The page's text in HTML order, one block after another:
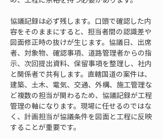
協議記録は必ず残します。口頭で確認した内
容をそのままにすると、担当者間の認識差や
図面修正時の抜けが生じます。協議日、出席
者、対象物、確認事項、道路管理者からの指
示、次回提出資料、保留事項を整理し、社内
と関係者で共有します。直轄国道の案件は、
建築、土木、電気、交通、外構、施工管理な
ど複数の担当が関わるため、協議記録が工程
管理の軸になります。現場に任せるのではな
く、計画担当が協議条件を図面と工程に反映
することが重要です。